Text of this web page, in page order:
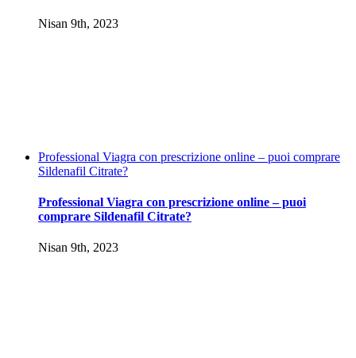
Nisan 9th, 2023
Professional Viagra con prescrizione online – puoi comprare
Sildenafil Citrate?
Professional Viagra con prescrizione online – puoi
comprare Sildenafil Citrate?
Nisan 9th, 2023